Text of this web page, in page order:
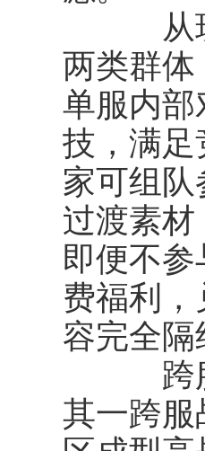
从玩家
两类群
单服内
技，满
家可组
过渡素
即便不
费福利
容完全隔
跨服常
其一跨